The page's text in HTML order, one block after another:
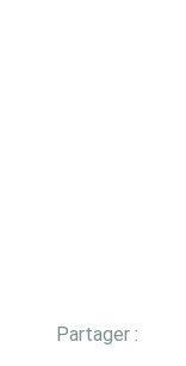
Partager :